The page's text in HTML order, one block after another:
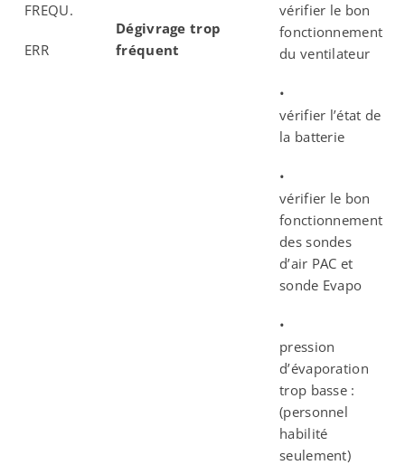
FREQU.
ERR
Dégivrage trop
fréquent
vérifier le bon
fonctionnement
du ventilateur
•
vérifier l’état de
la batterie
•
vérifier le bon
fonctionnement
des sondes
d’air PAC et
sonde Evapo
•
pression
d’évaporation
trop basse :
(personnel
habilité
seulement)